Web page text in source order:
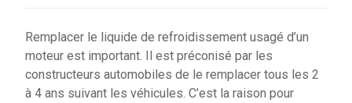
Remplacer le liquide de refroidissement usagé d’un
moteur est important. Il est préconisé par les
constructeurs automobiles de le remplacer tous les 2
à 4 ans suivant les véhicules. C’est la raison pour